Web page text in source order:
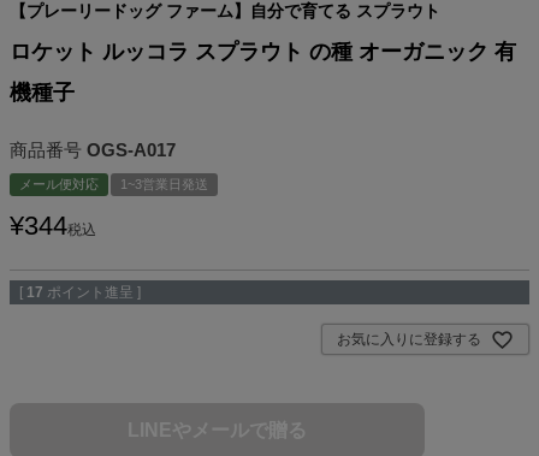
【プレーリードッグ ファーム】自分で育てる スプラウト
ロケット ルッコラ スプラウト の種 オーガニック 有
機種子
商品番号 OGS-A017
メール便対応 1~3営業日発送
¥344税込
[ 17 ポイント進呈 ]
お気に入りに登録する